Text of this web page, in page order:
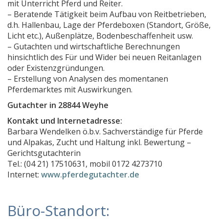
GiB Gebrauchtimmobilienberatung
immobilienbewertung itzehoe
visalo immobilien
Nordbewertung
Kfz-Sachverständigen-Büro Mario Jäckel
Ingenieurbüro Seltz & Meyer
Der Hausinspektor
Sachverständiger Strahlenschutz Roland Wolff
Computec, Volker Bannert
Niemeyer Sachverständigenbüro
Barbara Wendelken, ö. b. v. Sachverständige -
Sachverständigenbüro für Immobilien, Bernd A.
mit Unterricht Pferd und Reiter.
– Beratende Tätigkeit beim Aufbau von Reitbetrieben,
d.h. Hallenbau, Lage der Pferdeboxen (Standort, Größe,
Licht etc.), Außenplätze, Bodenbeschaffenheit usw.
– Gutachten und wirtschaftliche Berechnungen
hinsichtlich des Für und Wider bei neuen Reitanlagen
oder Existenzgründungen.
– Erstellung von Analysen des momentanen
Pferdemarktes mit Auswirkungen.
Gutachter in 28844 Weyhe
Kontakt und Internetadresse:
Barbara Wendelken ö.b.v. Sachverständige für Pferde
und Alpakas, Zucht und Haltung inkl. Bewertung –
Gerichtsgutachterin
Tel.: (04 21) 17510631, mobil 0172 4273710
Internet: www.pferdegutachter.de
Büro-Standort: